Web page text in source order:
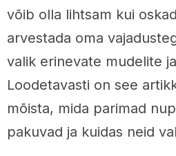
võib olla lihtsam kui
arvestada oma
valik erinevate mudelite
Loodetavasti on see
mõista, mida parimad
pakuvad ja kuidas neid